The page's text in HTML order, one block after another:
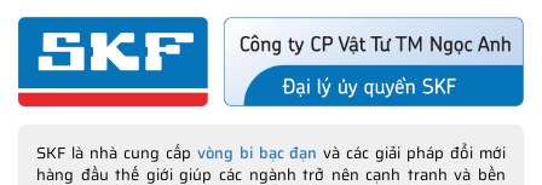
SKF là nhà cung cấp vòng bi bạc đạn và các giải pháp đổi mới
hàng đầu thế giới giúp các ngành trở nên cạnh tranh và bền